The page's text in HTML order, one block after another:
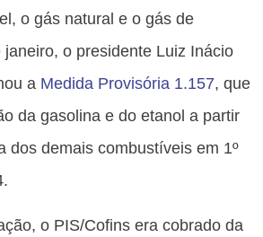
o gás natural e o gás de
janeiro, o presidente Luiz Inácio
a Medida Provisória 1.157, que
da gasolina e do etanol a partir
dos demais combustíveis em 1º
o PIS/Cofins era cobrado da